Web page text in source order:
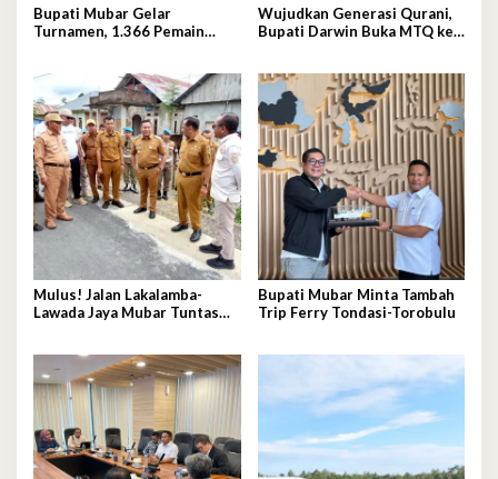
Bupati Mubar Gelar
Turnamen, 1.366 Pemain
Wujudkan Generasi Qurani,
Bupati Darwin Buka MTQ ke-
Mulus! Jalan Lakalamba-
Lawada Jaya Mubar Tuntas
Bupati Mubar Minta Tambah
Trip Ferry Tondasi-Torobulu